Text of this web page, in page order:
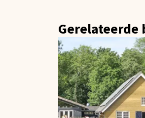
Gerelateerde